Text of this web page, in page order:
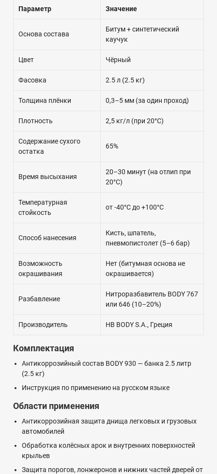
Параметр Значение
Основа состава
Битум + синтетический
каучук
Цвет Чёрный
Фасовка 2.5 л (2.5 кг)
Толщина плёнки 0,3–5 мм (за один проход)
Плотность 2,5 кг/л (при 20°C)
Содержание сухого
остатка
65%
Время высыхания
20–30 минут (на отлип при
20°C)
Температурная
стойкость
от -40°C до +100°C
Способ нанесения
Кисть, шпатель,
пневмопистолет (5–6 бар)
Возможность
окрашивания
Нет (битумная основа не
окрашивается)
Разбавление
Нитроразбавитель BODY 767
или 646 (10–20%)
Производитель HB BODY S.A., Греция
Комплектация
Антикоррозийный состав BODY 930 — банка 2.5 литр
(2.5 кг)
Инструкция по применению на русском языке
Области применения
Антикоррозийная защита днища легковых и грузовых
автомобилей
Обработка колёсных арок и внутренних поверхностей
крыльев
Защита порогов, лонжеронов и нижних частей дверей от